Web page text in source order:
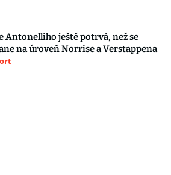
Antonelliho ještě potrvá, než se
na úroveň Norrise a Verstappena